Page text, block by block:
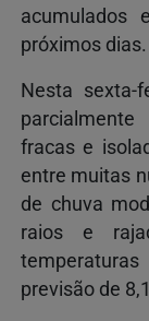
acumulados
próximos dias.
Nesta sexta-
fracas e
entre muitas
de chuva
raios e
previsão de